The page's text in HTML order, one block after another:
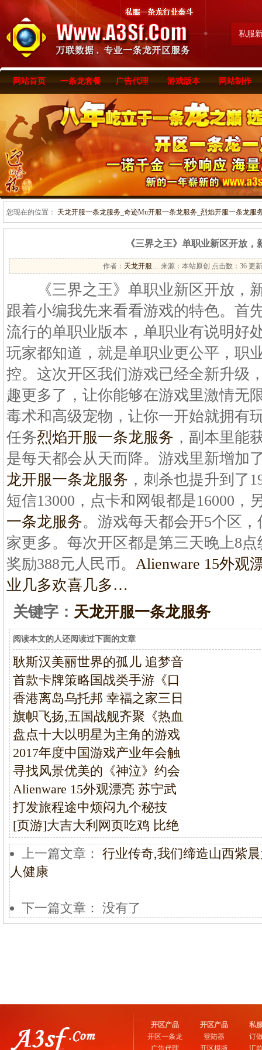
私服
网站首页 一条龙套餐 广告代理 游戏版本 网站制作
您现在的位置： 天龙开服一条龙服务_奇迹Mu开服一条龙服务_烈焰开服一条龙服
《三界之王》单职业新区开放，
作者： 天龙开服… 来源：本站原创 点击数： 36 更
《三界之王》单职业新区开放，
跟着小编我先来看看游戏的特色。首
流行的单职业版本，单职业有说明好
玩家都知道，就是单职业更公平，职
控。这次开区我们游戏已经全新升级
趣更多了，让你能够在游戏里激情无
毒术和高级宠物，让你一开始就拥有
任务烈焰开服一条龙服务 ，副本里能
是每天都会从天而降。游戏里新增加
龙开服一条龙服务 ，刺杀也提升到了
短信13000，点卡和网银都是16000，
一条龙服务。游戏每天都会开5个区
家更多。每次开区都是第三天晚上8
奖励388元人民币。 Alienware 15外观
业几多欢喜几多…
关键字： 天龙开服一条龙服务
阅读本文的人还阅读过下面的文章
耿斯汉美丽世界的孤儿 追梦音
首款卡牌策略国战类手游《口
香港离岛乌托邦 幸福之家三日
旗帜飞扬,五国战舰齐聚《热血
盘点十大以明星为主角的游戏
2017年度中国游戏产业年会触
寻找风景优美的《神泣》约会
Alienware 15外观漂亮 苏宁武
打发旅程途中烦闷九个秘技
[页游]大吉大利网页吃鸡 比绝
上一篇文章： 行业传奇,我们缔造山西紫
人健康
下一篇文章： 没有了
开区产品
开区一条龙
广告代理
开区产品
登陆器
开区模版
私
订
汇